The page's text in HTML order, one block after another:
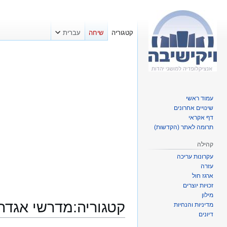
קטגוריה:מדרשי
קטגוריה שיחה עברית
עמוד ראשי
שינויים אחרונים
דף אקראי
תרומה לאתר (הקדשות)
קהילה
עקרונות עריכה
עזרה
ארגז חול
זכויות יוצרים
מילון
מדיניות והנחיות
דיונים